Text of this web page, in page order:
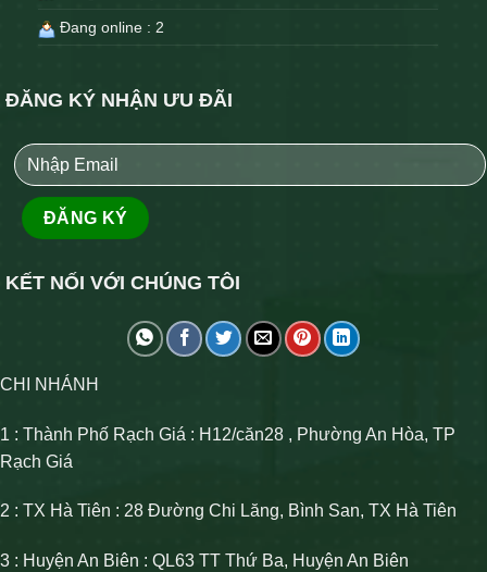
Đang online : 2
ĐĂNG KÝ NHẬN ƯU ĐÃI
KẾT NỐI VỚI CHÚNG TÔI
CHI NHÁNH
1 : Thành Phố Rạch Giá : H12/căn28 , Phường An Hòa, TP
Rạch Giá
2 : TX Hà Tiên : 28 Đường Chi Lăng, Bình San, TX Hà Tiên
3 : Huyện An Biên : QL63 TT Thứ Ba, Huyện An Biên